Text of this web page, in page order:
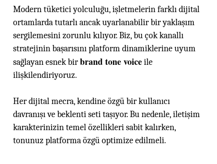
Modern tüketici yolculuğu, işletmelerin farklı dijital
ortamlarda tutarlı ancak uyarlanabilir bir yaklaşım
sergilemesini zorunlu kılıyor. Biz, bu çok kanallı
stratejinin başarısını platform dinamiklerine uyum
sağlayan esnek birbrand tone voiceile
ilişkilendiriyoruz.
Her dijital mecra, kendine özgü bir kullanıcı
davranışı ve beklenti seti taşıyor. Bu nedenle, iletişim
karakterinizin temel özellikleri sabit kalırken,
tonunuz platforma özgü optimize edilmeli.